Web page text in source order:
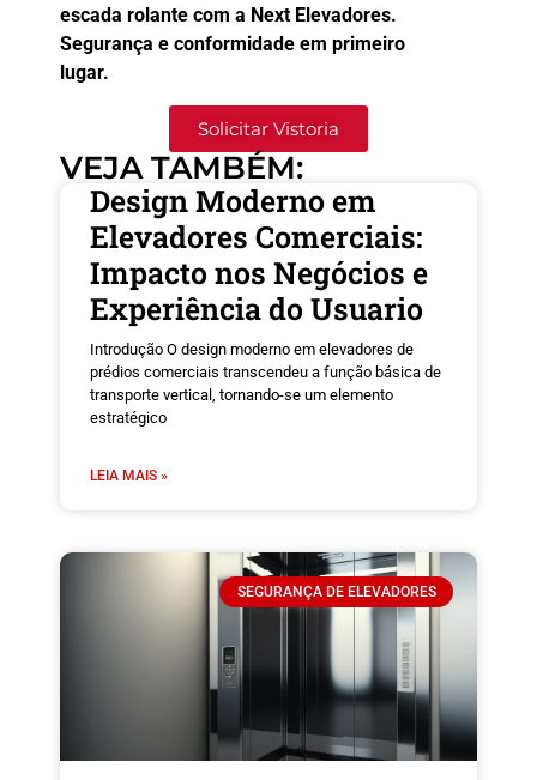
escada rolante com a Next Elevadores.
Segurança e conformidade em primeiro
lugar.
Solicitar Vistoria
VEJA TAMBÉM:
Design Moderno em
Elevadores Comerciais:
Impacto nos Negócios e
Experiência do Usuario
Introdução O design moderno em elevadores de
prédios comerciais transcendeu a função básica de
transporte vertical, tornando-se um elemento
estratégico
LEIA MAIS »
SEGURANÇA DE ELEVADORES